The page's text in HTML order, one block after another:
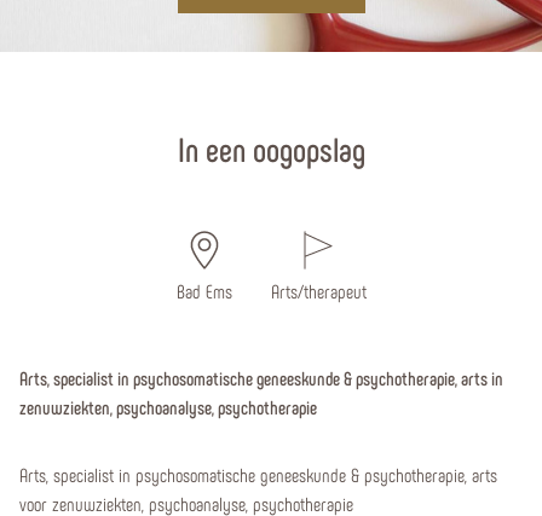
In een oogopslag
Bad Ems Arts/therapeut
Arts, specialist in psychosomatische geneeskunde & psychotherapie, arts in
zenuwziekten, psychoanalyse, psychotherapie
Arts, specialist in psychosomatische geneeskunde & psychotherapie, arts
voor zenuwziekten, psychoanalyse, psychotherapie